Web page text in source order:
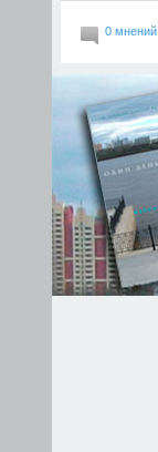
0 мнений